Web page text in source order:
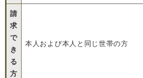
請
求
で
き
る
方
本人および本人と同じ世帯の方